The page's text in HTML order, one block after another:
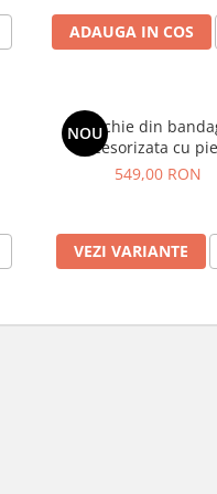
ADAUGA IN COS
NOURochie din
accesorizata cu
549,00 RON
VEZI VARIANTE